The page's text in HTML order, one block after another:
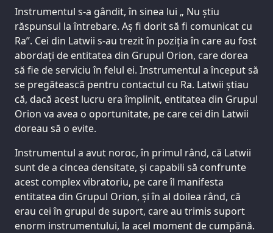
Instrumentul s-a gândit, în sinea lui „ Nu știu
răspunsul la întrebare. Aș fi dorit să fi comunicat cu
Ra”. Cei din Latwii s-au trezit în poziția în care au fost
abordați de entitatea din Grupul Orion, care dorea
să fie de serviciu în felul ei. Instrumentul a început să
se pregătească pentru contactul cu Ra. Latwii știau
că, dacă acest lucru era împlinit, entitatea din Grupul
Orion va avea o oportunitate, pe care cei din Latwii
doreau să o evite.
Instrumentul a avut noroc, în primul rând, că Latwii
sunt de a cincea densitate, și capabili să confrunte
acest complex vibratoriu, pe care îl manifesta
entitatea din Grupul Orion, și în al doilea rând, că
erau cei în grupul de suport, care au trimis suport
enorm instrumentului, la acel moment de cumpănă.